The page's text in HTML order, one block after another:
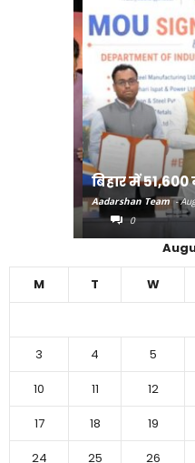
बिहार में 51,600
Aadarshan Team -
0
M T W
3
4 5
10
11 12
17
18 19
24
25 26